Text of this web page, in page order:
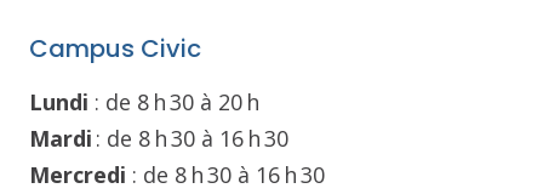
Campus Civic
Lundi : de 8 h 30 à 20 h
Mardi : de 8 h 30 à 16 h 30
Mercredi : de 8 h 30 à 16 h 30